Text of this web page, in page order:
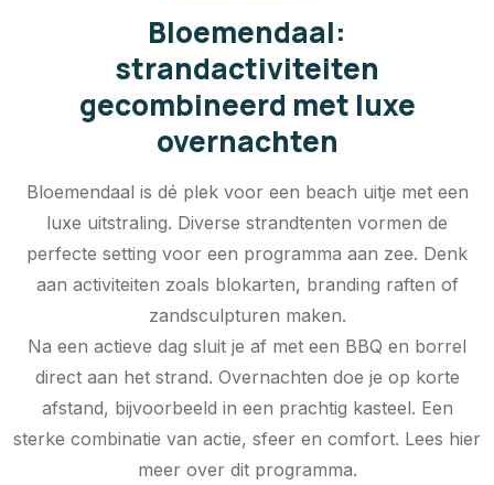
Bloemendaal:
strandactiviteiten
gecombineerd met luxe
overnachten
Bloemendaal is dé plek voor een beach uitje met een
luxe uitstraling. Diverse strandtenten vormen de
perfecte setting voor een programma aan zee. Denk
aan activiteiten zoals blokarten, branding raften of
zandsculpturen maken.
Na een actieve dag sluit je af met een BBQ en borrel
direct aan het strand. Overnachten doe je op korte
afstand, bijvoorbeeld in een prachtig kasteel. Een
sterke combinatie van actie, sfeer en comfort. Lees hier
meer over dit programma.